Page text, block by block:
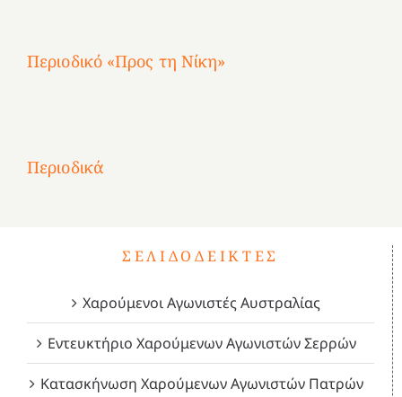
Περιοδικό «Προς τη Νίκη»
Περιοδικά
1821
Δεκέμβριος
2023!
Μάιος
2023!
Μάρτιος
2023!
ΣΕΛΙΔΟΔΕΊΚΤΕΣ
Χαρούμενοι Αγωνιστές Αυστραλίας
Εντευκτήριο Χαρούμενων Αγωνιστών Σερρών
Κατασκήνωση Χαρούμενων Αγωνιστών Πατρών